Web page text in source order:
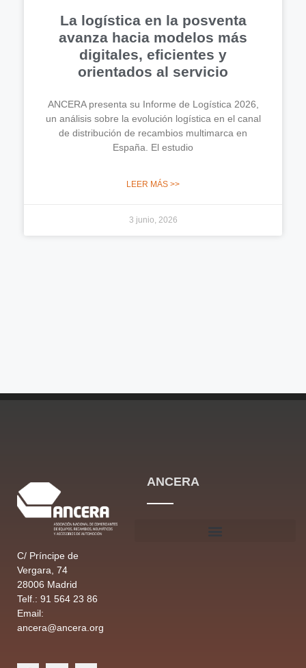
La logística en la posventa
avanza hacia modelos más
digitales, eficientes y
orientados al servicio
ANCERA presenta su Informe de Logística 2026,
un análisis sobre la evolución logística en el canal
de distribución de recambios multimarca en
España. El estudio
LEER MÁS >>
3 junio, 2026
C/ Príncipe de
Vergara, 74
28006 Madrid
Telf.: 91 564 23 86
Email:
ancera@ancera.org
ANCERA